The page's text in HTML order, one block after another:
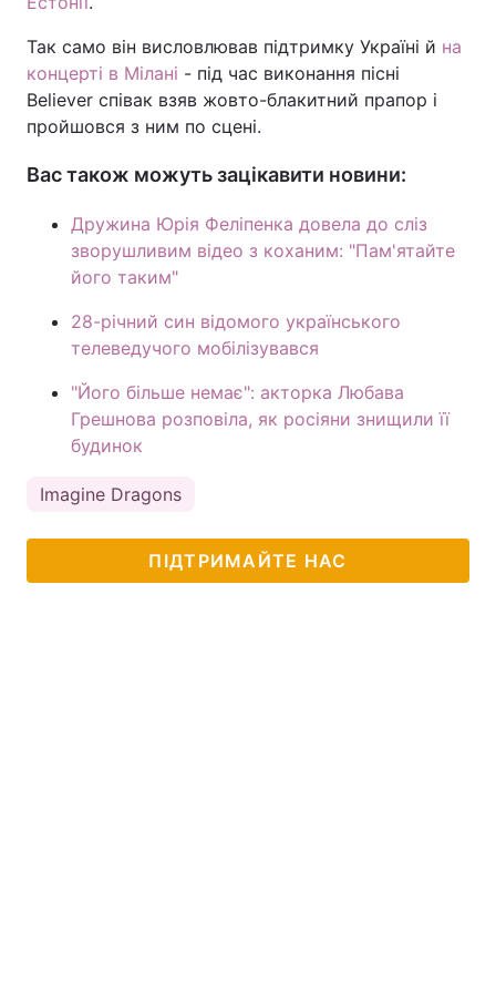
Так само він висловлював підтримку Україні й на
концерті в Мілані - під час виконання пісні
Believer співак взяв жовто-блакитний прапор і
пройшовся з ним по сцені.
Вас також можуть зацікавити новини:
Дружина Юрія Феліпенка довела до сліз
зворушливим відео з коханим: "Пам'ятайте
його таким"
28-річний син відомого українського
телеведучого мобілізувався
"Його більше немає": акторка Любава
Грешнова розповіла, як росіяни знищили її
будинок
Imagine Dragons
ПІДТРИМАЙТЕ НАС